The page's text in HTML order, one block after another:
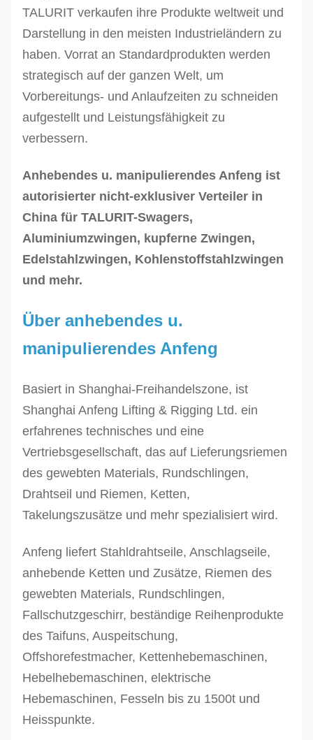
TALURIT verkaufen ihre Produkte weltweit und
Darstellung in den meisten Industrieländern zu
haben. Vorrat an Standardprodukten werden
strategisch auf der ganzen Welt, um
Vorbereitungs- und Anlaufzeiten zu schneiden
aufgestellt und Leistungsfähigkeit zu
verbessern.
Anhebendes u. manipulierendes Anfeng ist
autorisierter nicht-exklusiver Verteiler in
China für TALURIT-Swagers,
Aluminiumzwingen, kupferne Zwingen,
Edelstahlzwingen, Kohlenstoffstahlzwingen
und mehr.
Über anhebendes u.
manipulierendes Anfeng
Basiert in Shanghai-Freihandelszone, ist
Shanghai Anfeng Lifting & Rigging Ltd. ein
erfahrenes technisches und eine
Vertriebsgesellschaft, das auf Lieferungsriemen
des gewebten Materials, Rundschlingen,
Drahtseil und Riemen, Ketten,
Takelungszusätze und mehr spezialisiert wird.
Anfeng liefert Stahldrahtseile, Anschlagseile,
anhebende Ketten und Zusätze, Riemen des
gewebten Materials, Rundschlingen,
Fallschutzgeschirr, beständige Reihenprodukte
des Taifuns, Auspeitschung,
Offshorefestmacher, Kettenhebemaschinen,
Hebelhebemaschinen, elektrische
Hebemaschinen, Fesseln bis zu 1500t und
Heisspunkte.